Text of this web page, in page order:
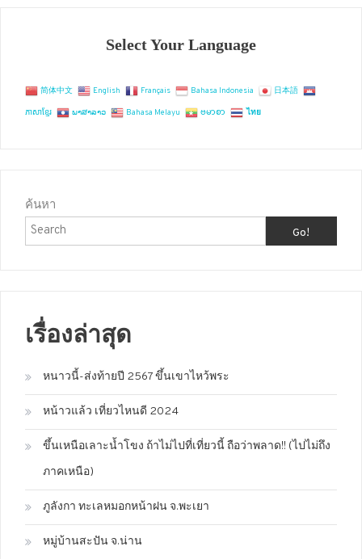
Select Your Language
简体中文 English Français Bahasa Indonesia 日本語
ភាសាខ្មែរ ພາສາລາວ Bahasa Melayu ဗမာစာ ไทย
ค้นหา
Go!
เรื่องล่าสุด
หนาวนี้-ส่งท้ายปี 2567 ขึ้นเขาไหว้พระ
หน้าวแล้ว เที่ยวไหนดี 2024
ขึ้นเหนือเลาะน้ำโขง ถ้าไม่ไปที่เที่ยวนี้ ถือว่าพลาด!! (ไปไม่ถึง
ภาคเหนือ)
ภูลังกา ทะเลหมอกหน้าฝน จ.พะเยา
หมู่บ้านสะปัน จ.น่าน